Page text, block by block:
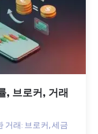
, 브로커, 거래
거래: 브로커, 세금